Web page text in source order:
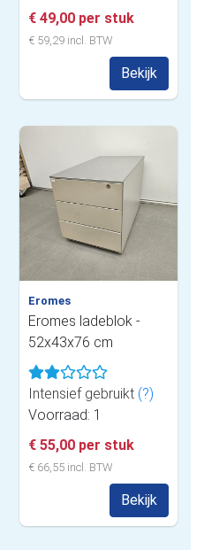
€ 49,00 per stuk
€ 59,29 incl. BTW
Bekijk
Eromes
Eromes ladeblok -
52x43x76 cm
Intensief gebruikt (?)
Voorraad: 1
€ 55,00 per stuk
€ 66,55 incl. BTW
Bekijk